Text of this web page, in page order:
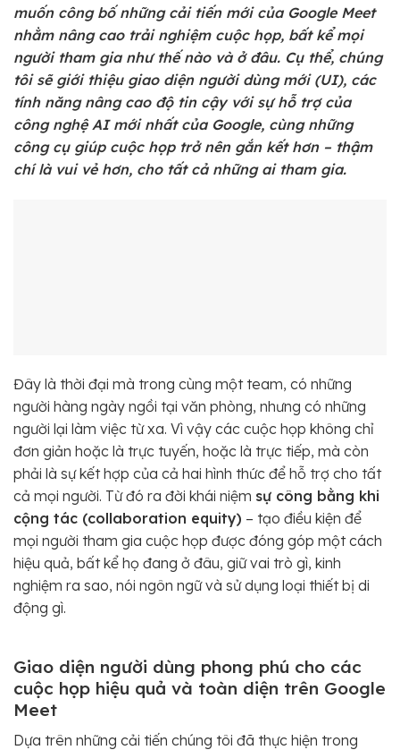
muốn công bố những cải tiến mới của Google Meet
nhằm nâng cao trải nghiệm cuộc họp, bất kể mọi
người tham gia như thế nào và ở đâu. Cụ thể, chúng
tôi sẽ giới thiệu giao diện người dùng mới (UI), các
tính năng nâng cao độ tin cậy với sự hỗ trợ của
công nghệ AI mới nhất của Google, cùng những
công cụ giúp cuộc họp trở nên gắn kết hơn – thậm
chí là vui vẻ hơn, cho tất cả những ai tham gia.
Đây là thời đại mà trong cùng một team, có những
người hàng ngày ngồi tại văn phòng, nhưng có những
người lại làm việc từ xa. Vì vậy các cuộc họp không chỉ
đơn giản hoặc là trực tuyến, hoặc là trực tiếp, mà còn
phải là sự kết hợp của cả hai hình thức để hỗ trợ cho tất
cả mọi người. Từ đó ra đời khái niệm sự công bằng khi
cộng tác (collaboration equity) – tạo điều kiện để
mọi người tham gia cuộc họp được đóng góp một cách
hiệu quả, bất kể họ đang ở đâu, giữ vai trò gì, kinh
nghiệm ra sao, nói ngôn ngữ và sử dụng loại thiết bị di
động gì.
Giao diện người dùng phong phú cho các
cuộc họp hiệu quả và toàn diện trên Google
Meet
Dựa trên những cải tiến chúng tôi đã thực hiện trong